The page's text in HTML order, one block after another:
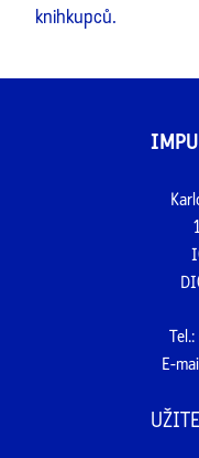
knihkupců.
Tel.:
E-